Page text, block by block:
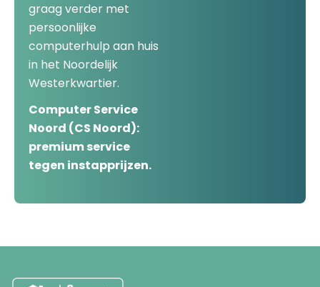
graag verder met
persoonlijke
computerhulp aan huis
in het Noordelijk
Westerkwartier.
Computer Service
Noord (CS Noord):
premium service
tegen instapprijzen.